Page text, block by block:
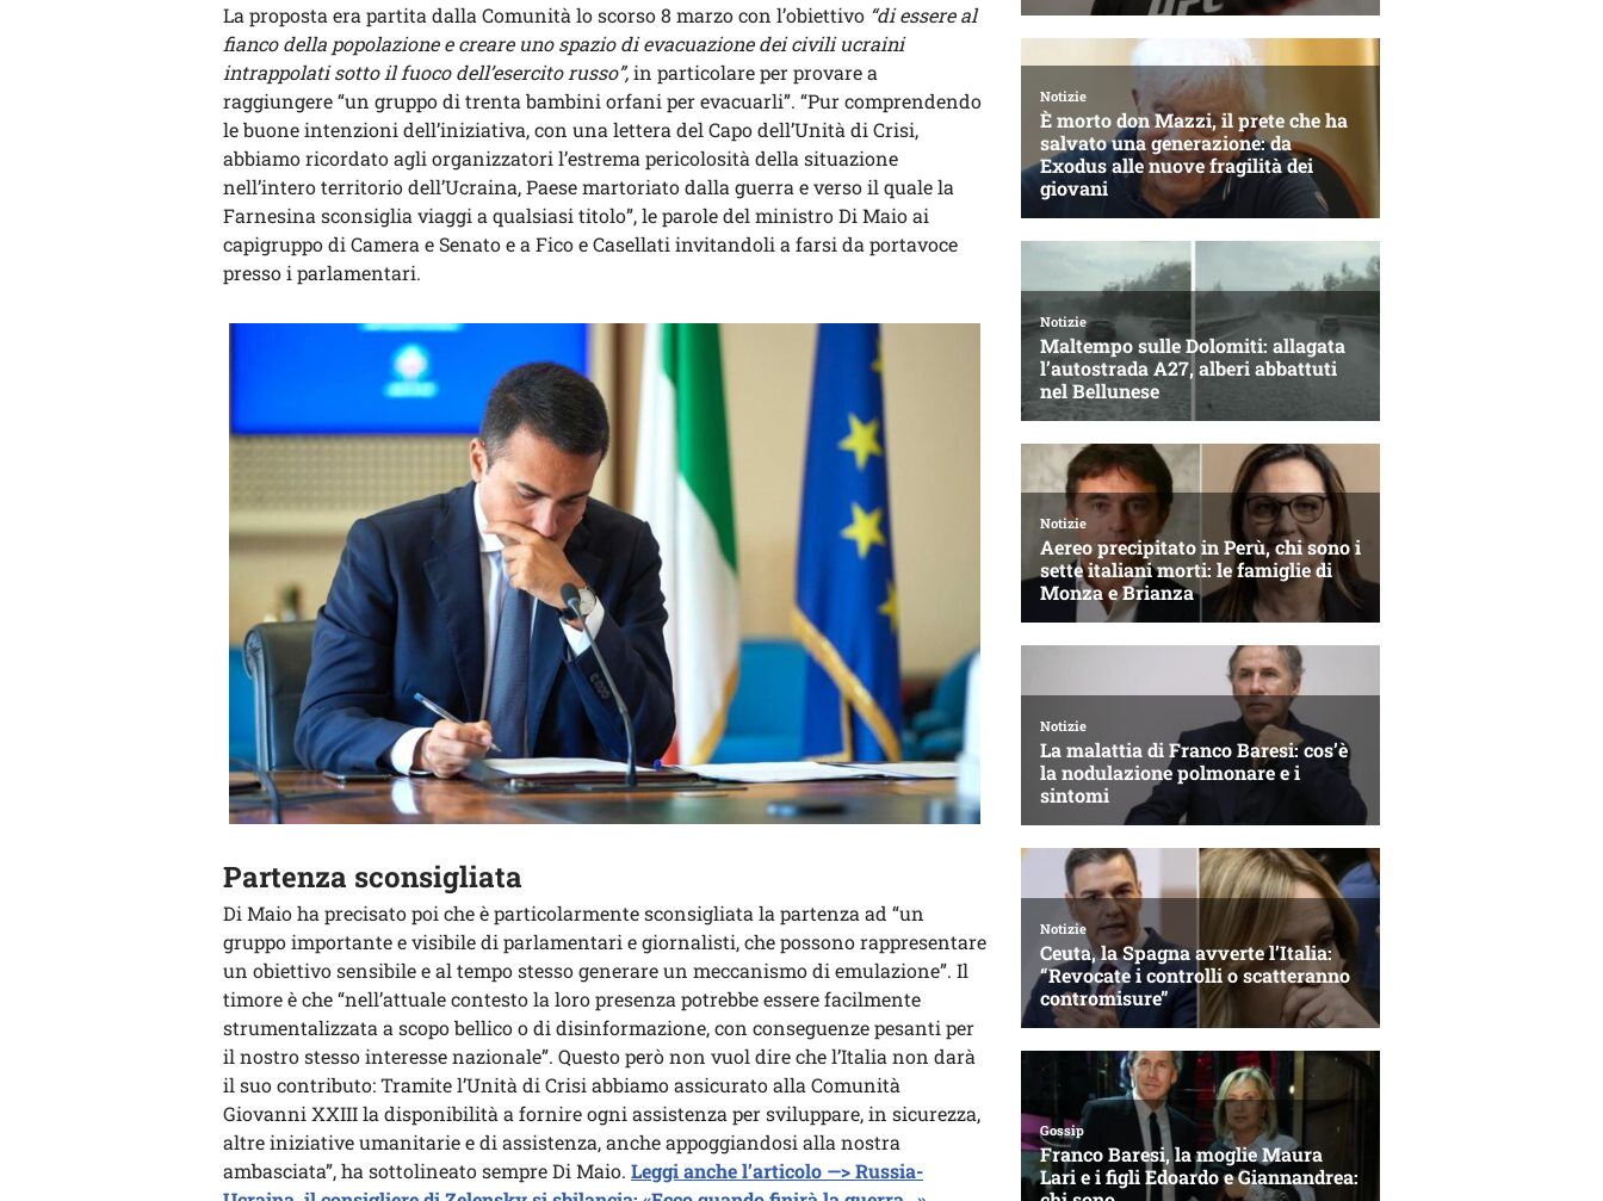
La proposta era partita dalla Comunità lo scorso 8 marzo con l’obiettivo “di essere al
fianco della popolazione e creare uno spazio di evacuazione dei civili ucraini
intrappolati sotto il fuoco dell’esercito russo”,in particolare per provare a
raggiungere “un gruppo di trenta bambini orfani per evacuarli”. “Pur comprendendo
le buone intenzioni dell’iniziativa, con una lettera del Capo dell’Unità di Crisi,
abbiamo ricordato agli organizzatori l’estrema pericolosità della situazione
nell’intero territorio dell’Ucraina, Paese martoriato dalla guerra e verso il quale la
Farnesina sconsiglia viaggi a qualsiasi titolo”, le parole del ministro Di Maio ai
capigruppo di Camera e Senato e a Fico e Casellati invitandoli a farsi da portavoce
presso i parlamentari.
Partenza sconsigliata
Di Maio ha precisato poi che è particolarmente sconsigliata la partenza ad “un
gruppo importante e visibile di parlamentari e giornalisti, che possono rappresentare
un obiettivo sensibile e al tempo stesso generare un meccanismo di emulazione”. Il
timore è che “nell’attuale contesto la loro presenza potrebbe essere facilmente
strumentalizzata a scopo bellico o di disinformazione, con conseguenze pesanti per
il nostro stesso interesse nazionale”. Questo però non vuol dire che l’Italia non darà
il suo contributo: Tramite l’Unità di Crisi abbiamo assicurato alla Comunità
Giovanni XXIII la disponibilità a fornire ogni assistenza per sviluppare, in sicurezza,
altre iniziative umanitarie e di assistenza, anche appoggiandosi alla nostra
ambasciata”, ha sottolineato sempre Di Maio. Leggi anche l’articolo —> Russia-